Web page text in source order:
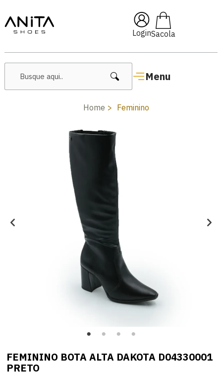
Login
Menu
🔥 Lançamentos
Home Feminino
FEMININO BOTA ALTA DAKOTA D04330001
PRETO